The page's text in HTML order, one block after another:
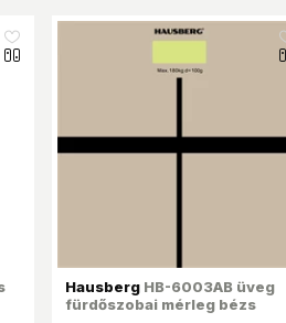
like_16
HausbergHB-6003AB üveg
fürdőszobai mérleg bézs